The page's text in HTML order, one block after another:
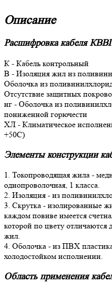
Описание
Расшифровка кабеля
К - Кабель контрольный
В - Изоляция жил из
Оболочка из
Отсутствие защитных
нг - Оболочка из
пониженной горючести
ХЛ - Климатическое
+50С)
Элементы конструкции
1. Токопроводящая жила -
однопроволочная, 1 класса.
2. Изоляция - из
3. Скрутка - изолированные
каждом повиве имеется
которой по цвету отличаются
жил.
4. Оболочка - из ПВХ
холодостойком исполнении.
Область применения